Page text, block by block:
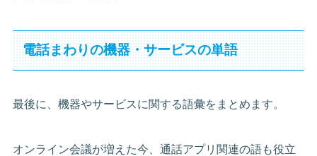
電話まわりの機器・サービスの単語
最後に、機器やサービスに関する語彙をまとめます。
オンライン会議が増えた今、通話アプリ関連の語も役立